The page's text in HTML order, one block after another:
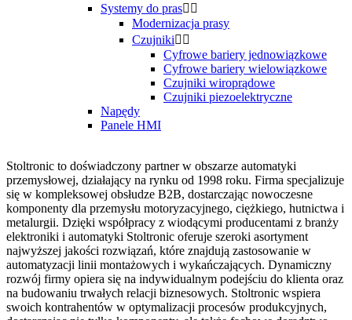
Systemy do pras 
Modernizacja prasy
Czujniki 
Cyfrowe bariery jednowiązkowe
Cyfrowe bariery wielowiązkowe
Czujniki wiroprądowe
Czujniki piezoelektryczne
Napędy
Panele HMI
Stoltronic to doświadczony partner w obszarze automatyki
przemysłowej, działający na rynku od 1998 roku. Firma specjalizuje
się w kompleksowej obsłudze B2B, dostarczając nowoczesne
komponenty dla przemysłu motoryzacyjnego, ciężkiego, hutnictwa i
metalurgii. Dzięki współpracy z wiodącymi producentami z branży
elektroniki i automatyki Stoltronic oferuje szeroki asortyment
najwyższej jakości rozwiązań, które znajdują zastosowanie w
automatyzacji linii montażowych i wykańczających. Dynamiczny
rozwój firmy opiera się na indywidualnym podejściu do klienta oraz
na budowaniu trwałych relacji biznesowych. Stoltronic wspiera
swoich kontrahentów w optymalizacji procesów produkcyjnych,